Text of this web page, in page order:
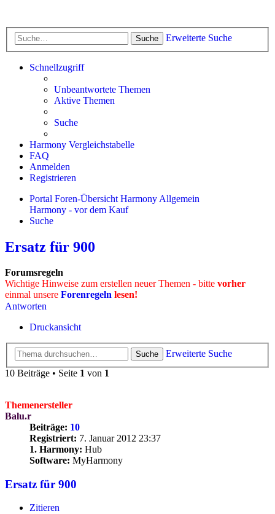
Suche Erweiterte Suche
Schnellzugriff
Unbeantwortete Themen
Aktive Themen
Suche
Harmony Vergleichstabelle
FAQ
Anmelden
Registrieren
Portal Foren-Übersicht Harmony Allgemein
Harmony - vor dem Kauf
Suche
Ersatz für 900
Forumsregeln
Wichtige Hinweise zum erstellen neuer Themen - bitte vorher
einmal unsere Forenregeln lesen!
Antworten
Druckansicht
Suche
Erweiterte Suche
10 Beiträge • Seite 1 von 1
Themenersteller
Balu.r
Beiträge: 10
Registriert: 7. Januar 2012 23:37
1. Harmony: Hub
Software: MyHarmony
Ersatz für 900
Zitieren